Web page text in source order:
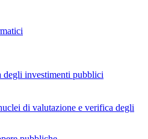
investimenti pubblici
di valutazione e verifica degli